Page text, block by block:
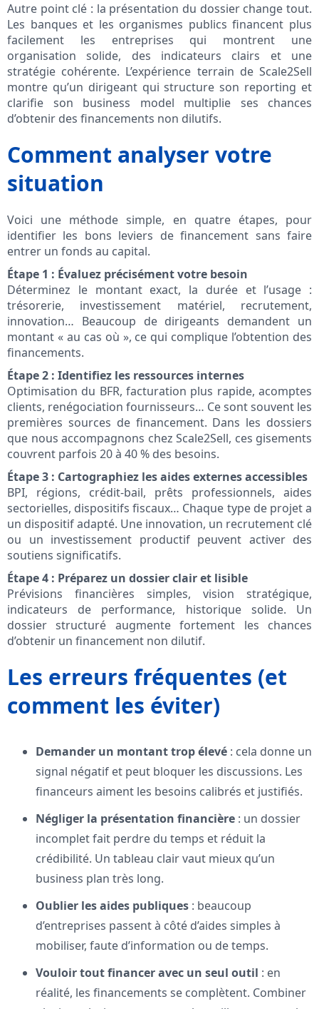
Autre point clé : la présentation du dossier change tout.
Les banques et les organismes publics financent plus
facilement les entreprises qui montrent une
organisation solide, des indicateurs clairs et une
stratégie cohérente. L’expérience terrain de Scale2Sell
montre qu’un dirigeant qui structure son reporting et
clarifie son business model multiplie ses chances
d’obtenir des financements non dilutifs.
Comment analyser votre
situation
Voici une méthode simple, en quatre étapes, pour
identifier les bons leviers de financement sans faire
entrer un fonds au capital.
Étape 1 : Évaluez précisément votre besoin
Déterminez le montant exact, la durée et l’usage :
trésorerie, investissement matériel, recrutement,
innovation… Beaucoup de dirigeants demandent un
montant « au cas où », ce qui complique l’obtention des
financements.
Étape 2 : Identifiez les ressources internes
Optimisation du BFR, facturation plus rapide, acomptes
clients, renégociation fournisseurs… Ce sont souvent les
premières sources de financement. Dans les dossiers
que nous accompagnons chez Scale2Sell, ces gisements
couvrent parfois 20 à 40 % des besoins.
Étape 3 : Cartographiez les aides externes accessibles
BPI, régions, crédit-bail, prêts professionnels, aides
sectorielles, dispositifs fiscaux… Chaque type de projet a
un dispositif adapté. Une innovation, un recrutement clé
ou un investissement productif peuvent activer des
soutiens significatifs.
Étape 4 : Préparez un dossier clair et lisible
Prévisions financières simples, vision stratégique,
indicateurs de performance, historique solide. Un
dossier structuré augmente fortement les chances
d’obtenir un financement non dilutif.
Les erreurs fréquentes (et
comment les éviter)
Demander un montant trop élevé : cela donne un
signal négatif et peut bloquer les discussions. Les
financeurs aiment les besoins calibrés et justifiés.
Négliger la présentation financière : un dossier
incomplet fait perdre du temps et réduit la
crédibilité. Un tableau clair vaut mieux qu’un
business plan très long.
Oublier les aides publiques : beaucoup
d’entreprises passent à côté d’aides simples à
mobiliser, faute d’information ou de temps.
Vouloir tout financer avec un seul outil : en
réalité, les financements se complètent. Combiner